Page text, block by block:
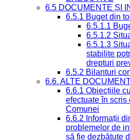
6.5 DOCUMENTE ȘI
6.5.1 Buget din
6.5.1.1
6.5.1.2
6.5.1.3
stabilite
drepturi
6.5.2 Bilanturi
6.6. ALTE
6.6.1 Obiecțiile
efectuate în scris
Comunei
6.6.2 Informații
problemelor de
să fie dezbătute